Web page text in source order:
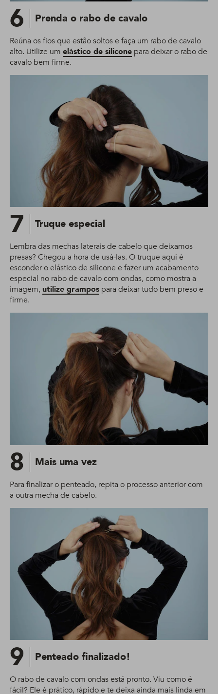
6 Prenda o rabo de cavalo
Reúna os fios que estão soltos e faça um rabo de cavalo
alto. Utilize um elástico de silicone para deixar o rabo de
cavalo bem firme.
7 Truque especial
Lembra das mechas laterais de cabelo que deixamos
presas? Chegou a hora de usá-las. O truque aqui é
esconder o elástico de silicone e fazer um acabamento
especial no rabo de cavalo com ondas, como mostra a
imagem,utilize grampos para deixar tudo bem preso e
firme.
8 Mais uma vez
Para finalizar o penteado, repita o processo anterior com
a outra mecha de cabelo.
9 Penteado finalizado!
O rabo de cavalo com ondas está pronto. Viu como é
fácil? Ele é prático, rápido e te deixa ainda mais linda em